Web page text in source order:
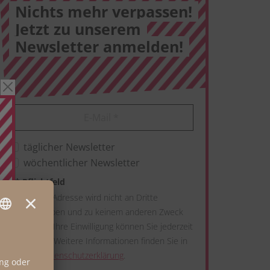
Nichts mehr verpassen!
Jetzt zu unserem
Newsletter anmelden!
täglicher Newsletter
wöchentlicher Newsletter
*Pflichtfeld
Ihre E-Mail-Adresse wird nicht an Dritte
weitergegeben und zu keinem anderen Zweck
verwendet. Ihre Einwilligung können Sie jederzeit
widerrufen. Weitere Informationen finden Sie in
Datenschutzerklärung.